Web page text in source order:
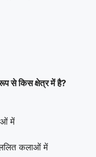
से किस क्षेत्र में है?
में
कलाओं में